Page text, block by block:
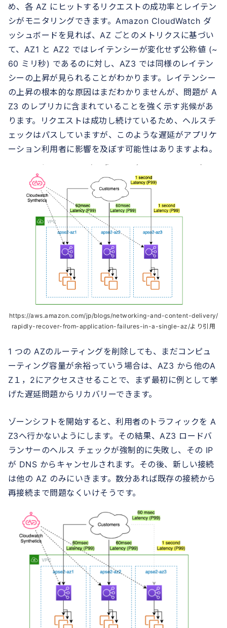
め、各 AZ にヒットするリクエストの成功率とレイテン
シがモニタリングできます。Amazon CloudWatch ダ
ッシュボードを見れば、AZ ごとのメトリクスに基づい
て、AZ1 と AZ2 ではレイテンシーが変化せず公称値 (~
60 ミリ秒) であるのに対し、AZ3 では同様のレイテン
シーの上昇が見られることがわかります。レイテンシー
の上昇の根本的な原因はまだわかりませんが、問題が A
Z3 のレプリカに含まれていることを強く示す兆候があ
ります。リクエストは成功し続けているため、ヘルスチ
ェックはパスしていますが、このような遅延がアプリケ
ーション利用者に影響を及ぼす可能性はありますよね。
https://aws.amazon.com/jp/blogs/networking-and-content-delivery/
rapidly-recover-from-application-failures-in-a-single-az/より引用
1 つの AZのルーティングを削除しても、まだコンピュ
ーティング容量が余裕っていう場合は、AZ3 から他のA
Z１，2にアクセスさせることで、まず最初に例として挙
げた遅延問題からリカバリーできます。
ゾーンシフトを開始すると、利用者のトラフィックを A
Z3へ行かないようにします。その結果、AZ3 ロードバ
ランサーのヘルス チェックが強制的に失敗し、その IP
が DNS からキャンセルされます。その後、新しい接続
は他の AZ のみにいきます。数分あれば既存の接続から
再接続まで問題なくいけそうです。